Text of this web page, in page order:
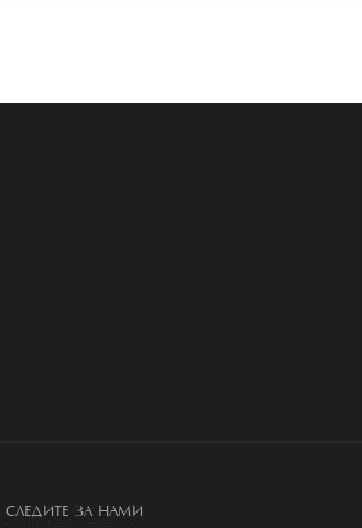
СЛЕДИТЕ ЗА НАМИ